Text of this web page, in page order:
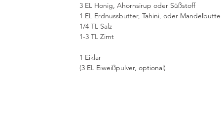
3 EL Honig, Ahornsirup oder Süßstoff
1 EL Erdnussbutter, Tahini, oder
1/4 TL Salz
1-3 TL Zimt
1 Eiklar
(3 EL Eiweißpulver, optional)